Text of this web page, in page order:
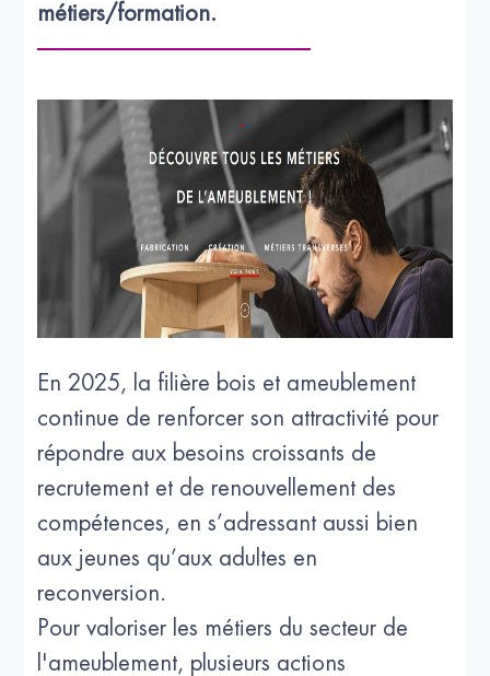
métiers/formation.
En 2025, la filière bois et ameublement
continue de renforcer son attractivité pour
répondre aux besoins croissants de
recrutement et de renouvellement des
compétences, en s’adressant aussi bien
aux jeunes qu’aux adultes en
reconversion.
Pour valoriser les métiers du secteur de
l'ameublement, plusieurs actions